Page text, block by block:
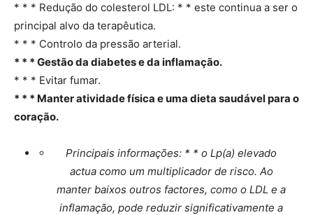
* * * Redução do colesterol LDL: * * este continua a ser o
principal alvo da terapêutica.
* * * Controlo da pressão arterial.
* * * Gestão da diabetes e da inflamação.
* * * Evitar fumar.
* * * Manter atividade física e uma dieta saudável para o
coração.
Principais informações: * * o Lp(a) elevado
actua como um multiplicador de risco. Ao
manter baixos outros factores, como o LDL e a
inflamação, pode reduzir significativamente a